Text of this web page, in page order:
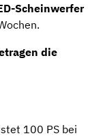
Scheinwerfer
die
100 PS bei